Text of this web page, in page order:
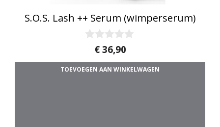
S.O.S. Lash ++ Serum (wimperserum)
a
n
€36,90
TOEVOEGEN AAN WINKELWAGEN